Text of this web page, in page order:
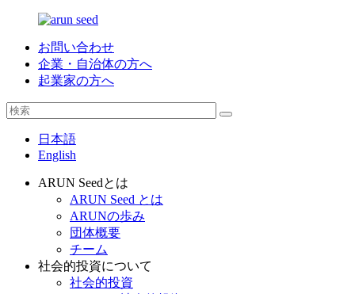
お問い合わせ
企業・自治体の方へ
起業家の方へ
日本語
English
ARUN Seedとは
ARUN Seed とは
ARUNの歩み
団体概要
チーム
社会的投資について
社会的投資